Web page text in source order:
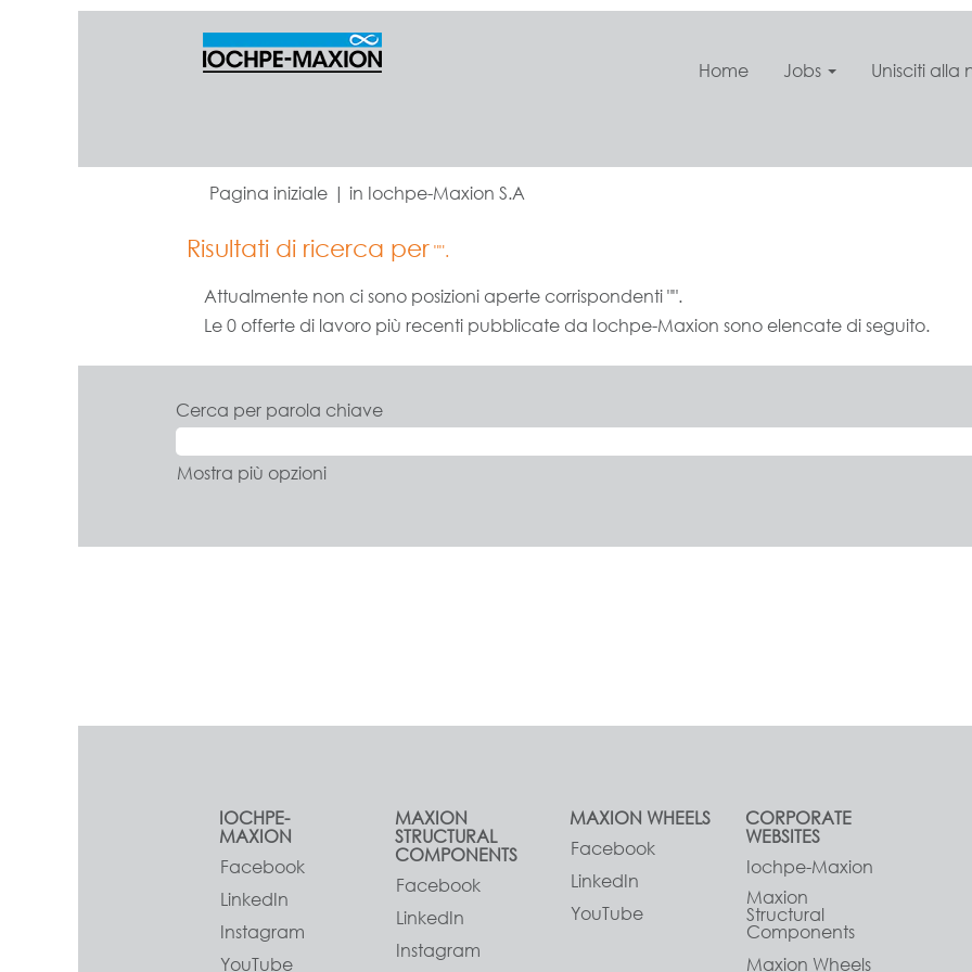
Home Jobs Unisciti alla
Pagina iniziale | in Iochpe-Maxion S.A
Risultati di ricerca per "".
Attualmente non ci sono posizioni aperte corrispondenti "".
Le 0 offerte di lavoro più recenti pubblicate da Iochpe-Maxion sono elencate di seguito.
Cerca per parola chiave
Mostra più opzioni
IOCHPE-
MAXION
Facebook
LinkedIn
Instagram
YouTube
MAXION
STRUCTURAL
COMPONENTS
Facebook
LinkedIn
Instagram
MAXION WHEELS
Facebook
LinkedIn
YouTube
CORPORATE
WEBSITES
Iochpe-Maxion
Maxion
Structural
Components
Maxion Wheels